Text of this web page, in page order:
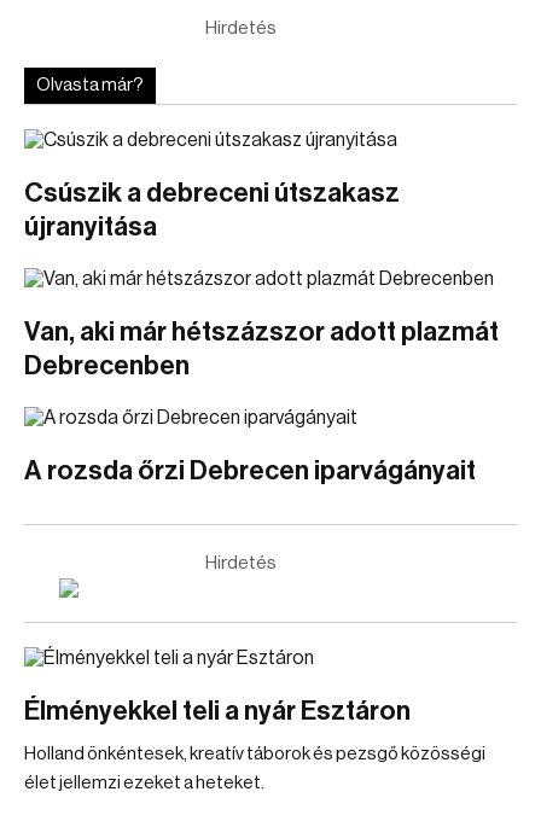
Hirdetés
Olvasta már?
Csúszik a debreceni útszakasz
újranyitása
Van, aki már hétszázszor adott plazmát
Debrecenben
A rozsda őrzi Debrecen iparvágányait
Hirdetés
Élményekkel teli a nyár Esztáron
Holland önkéntesek, kreatív táborok és pezsgő közösségi
élet jellemzi ezeket a heteket.